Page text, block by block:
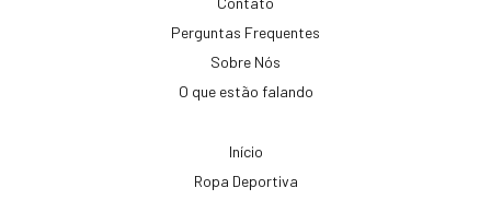
Perguntas Frequentes
Sobre Nós
O que estão falando
Início
Ropa Deportiva